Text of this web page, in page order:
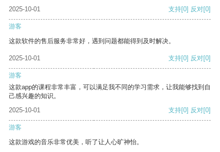
2025-10-01 支持[0] 反对[0]
游客
这款软件的售后服务非常好，遇到问题都能得到及时解决。
2025-10-01 支持[0] 反对[0]
游客
这款app的课程非常丰富，可以满足我不同的学习需求，让我能够找到自
己感兴趣的知识。
2025-10-01
支持[0] 反对[0]
游客
这款游戏的音乐非常优美，听了让人心旷神怡。